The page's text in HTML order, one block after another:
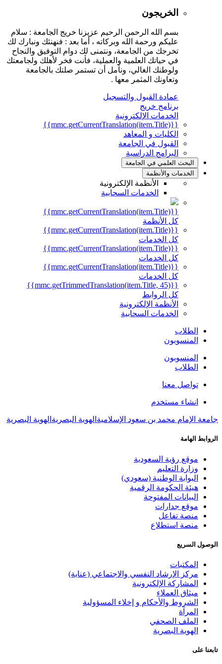
الخريجون
بسم الله الرحمن الرحيم عزيزنا خريج الجامعة : سلام
عليكم ورحمة الله وبركاته ، أما بعد : فنهنئك ونبارك لك
تخرجك من الجامعة، ونتمنى لك دوام التوفيق والنجاح
في حياتك العلمية والعملية، فأنت فخر لأهلك ولجامعتك
ولوطنك الغالي، ونأمل أن تستمر صلتك بالجامعة
وتعاونك المثمر معها .
عمادة القبول والتسجيل
برنامج خريج
الخدمات الإلكترونية
{{mmc.getCurrentTranslation(item.Title)}}
الكليات و المعاهد
القبول في الجامعة
البرامج الدراسية
البحث العلمي في الجامعة
الخدمات والأنظمة
الأنظمة الإلكترونية
الخدمات السحابية
{{mmc.getCurrentTranslation(item.Title)}}
كل الأنظمة
{{mmc.getCurrentTranslation(item.Title)}}
كل الخدمات
{{mmc.getCurrentTranslation(item.Title)}}
كل الخدمات
{{mmc.getCurrentTranslation(item.Title)}}
كل الخدمات
{{mmc.getTrimmedTranslation(item.Title, 45)}}
كل الروابط
الأنظمة الإلكترونية
الخدمات السحابية
الطلاب
المنسوبون
المنسوبون
الطلاب
تواصل معنا
انشاء مستخدم
جامعة الإمام محمد بن سعود الإسلامية الهوية البصرية الهوية البصرية
الروابط الهامة
موقع رؤية السعودية
وزارة التعليم
البوابة الوطنية (سعودي)
هيئة الحكومة الرقمية
البيانات المفتوحة
موقع جدارات
منصة تفاعل
منصة استطلاع
الوصول السريع
المكتبات
مركز الإرشاد النفسي والاجتماعي (عناية)
المشاركة الإلكترونية
ميثاق العملاء
الشروط والأحكام و إخلاء المسؤولية
المرآة
الملف الصحفي
الهوية البصرية
تابعنا على